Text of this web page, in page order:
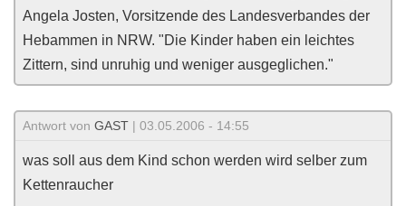
Angela Josten, Vorsitzende des Landesverbandes der
Hebammen in NRW. "Die Kinder haben ein leichtes
Zittern, sind unruhig und weniger ausgeglichen."
Antwort von GAST | 03.05.2006 - 14:55
was soll aus dem Kind schon werden wird selber zum
Kettenraucher